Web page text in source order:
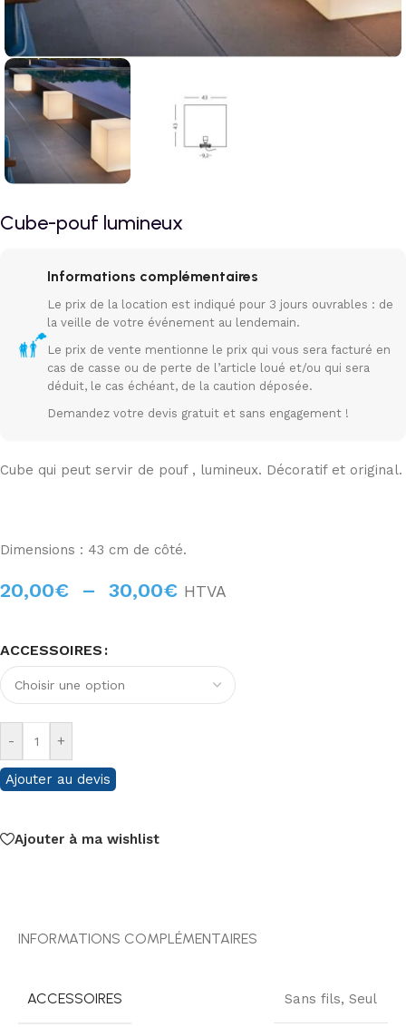
Cube-pouf lumineux
Informations complémentaires
Le prix de la location est indiqué pour 3 jours ouvrables : de
la veille de votre événement au lendemain.
Le prix de vente mentionne le prix qui vous sera facturé en
cas de casse ou de perte de l’article loué et/ou qui sera
déduit, le cas échéant, de la caution déposée.
Demandez votre devis gratuit et sans engagement !
Cube qui peut servir de pouf , lumineux. Décoratif et original.
Dimensions : 43 cm de côté.
20,00€ – 30,00€ HTVA
ACCESSOIRES
- +
Ajouter au devis
Ajouter à ma wishlist
INFORMATIONS COMPLÉMENTAIRES
ACCESSOIRES Sans fils, Seul